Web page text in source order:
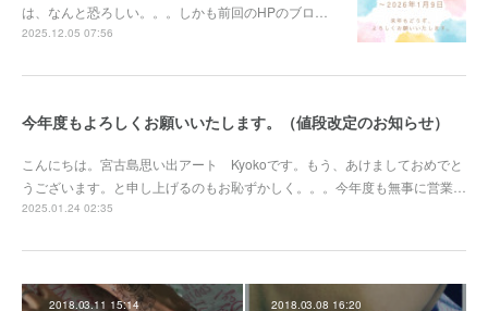
は、なんと恐ろしい。。。しかも前回のHPのブロ…
2025.12.05 07:56
今年度もよろしくお願いいたします。（値段改定のお知らせ）
こんにちは。宮古島思い出アート Kyokoです。もう、あけましておめでと
うございます。と申し上げるのもお恥ずかしく。。。今年度も無事に営業…
2025.01.24 02:35
2018.03.11 15:14 2018.03.08 16:20